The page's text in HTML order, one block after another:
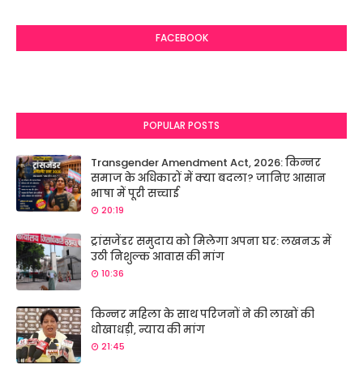
FACEBOOK
POPULAR POSTS
Transgender Amendment Act, 2026: किन्नर
समाज के अधिकारों में क्या बदला? जानिए आसान
भाषा में पूरी सच्चाई
20:19
ट्रांसजेंडर समुदाय को मिलेगा अपना घर: लखनऊ में
उठी निशुल्क आवास की मांग
10:36
किन्नर महिला के साथ परिजनों ने की लाखों की
धोखाधड़ी, न्याय की मांग
21:45